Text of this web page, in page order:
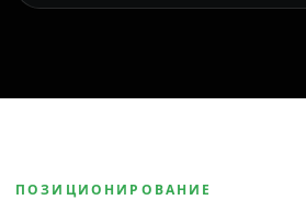
ПОЗИЦИОНИРОВАНИЕ